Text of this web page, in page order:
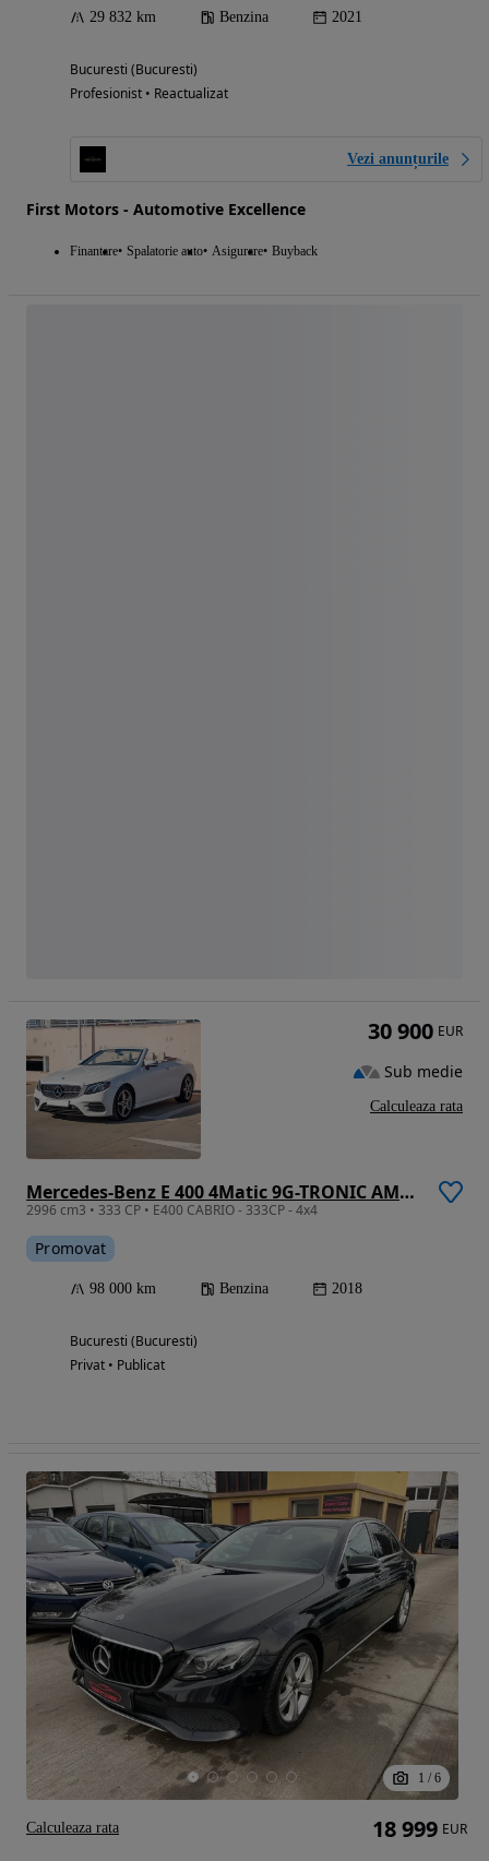
29 832 km Benzina 2021
Bucuresti (Bucuresti)
Profesionist • Reactualizat
Vezi anunțurile
First Motors - Automotive Excellence
Finantare Spalatorie auto Asigurare Buyback
Mercedes-Benz E 400 4Matic 9G-TRONIC AMG Line
2996 cm3 • 333 CP • E400 CABRIO - 333CP - 4x4
Promovat
98 000 km Benzina 2018
Bucuresti (Bucuresti)
Privat • Publicat
30 900 EUR
Sub medie
Calculeaza rata
1 / 6
18 999 EUR
Calculeaza rata